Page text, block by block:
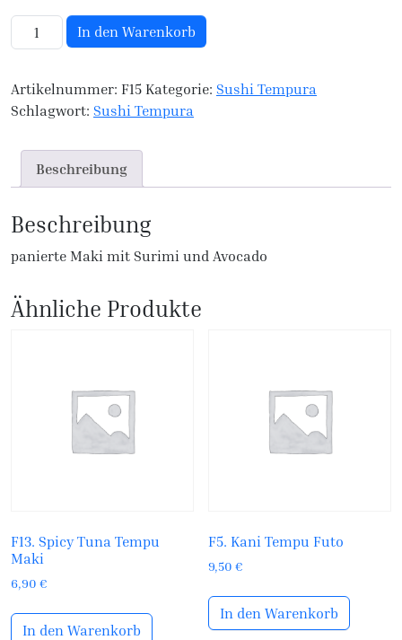
F15. Calinfornia Tempu Maki Menge
In den Warenkorb
Artikelnummer: F15 Kategorie: Sushi Tempura
Schlagwort: Sushi Tempura
Beschreibung
Beschreibung
panierte Maki mit Surimi und Avocado
Ähnliche Produkte
F13. Spicy Tuna Tempu
Maki
6,90 €
In den Warenkorb
F5. Kani Tempu Futo
9,50€
In den Warenkorb